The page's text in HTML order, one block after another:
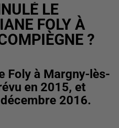
LE
FOLY À
?
Foly à Margny-lès-
en 2015, et
2016.